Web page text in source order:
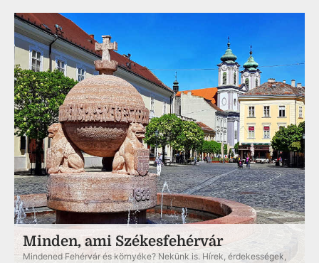
Minden, ami Székesfehérvár
Mindened Fehérvár és környéke? Nekünk is. Hírek, érdekességek,